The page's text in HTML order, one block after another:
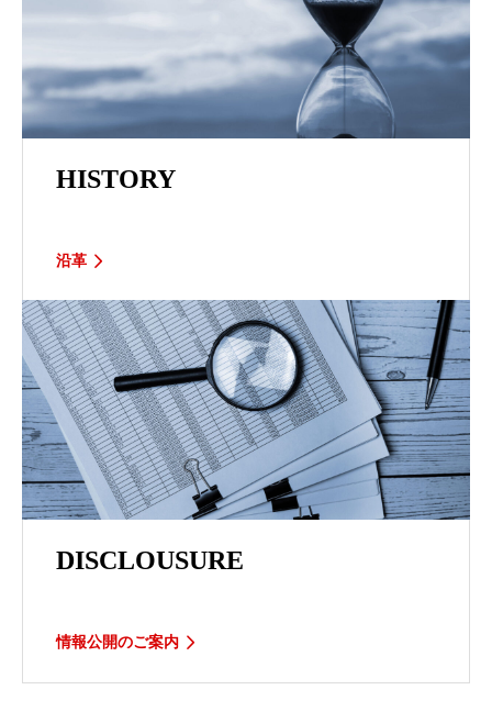
HISTORY
沿革
DISCLOUSURE
情報公開のご案内